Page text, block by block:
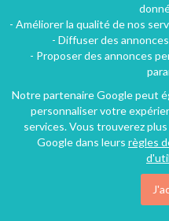
Résidence avec piscine
Le Vauclin, Le Marin,
Villa
8 chambres
126€/nuit
- Améliorer la qualité de nos
- Diffuser des
- Proposer des annonces
Notre partenaire Google peut
personnaliser votre
services. Vous trouverez
Google dans leurs règles